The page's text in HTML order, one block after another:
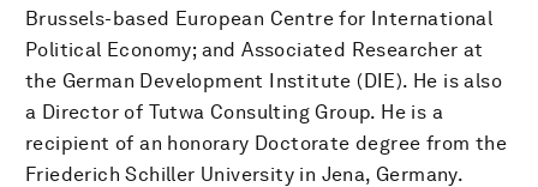
Brussels-based European Centre for International
Political Economy; and Associated Researcher at
the German Development Institute (DIE). He is also
a Director of Tutwa Consulting Group. He is a
recipient of an honorary Doctorate degree from the
Friederich Schiller University in Jena, Germany.